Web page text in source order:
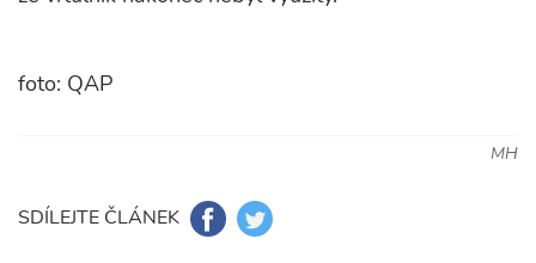
foto: QAP
MH
SDÍLEJTE ČLÁNEK